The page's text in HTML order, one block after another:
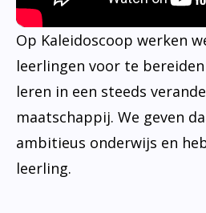
Op Kaleidoscoop werken
leerlingen voor te
leren in een steeds
maatschappij. We geven
ambitieus onderwijs en
leerling.